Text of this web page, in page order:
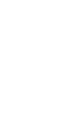
subpáginas